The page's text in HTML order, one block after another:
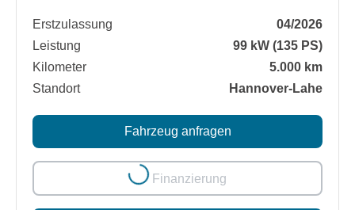
Erstzulassung
04/2026
Leistung
99 kW (135 PS)
Kilometer
5.000 km
Standort
Hannover-Lahe
Fahrzeug anfragen
Loading...
Finanzierung